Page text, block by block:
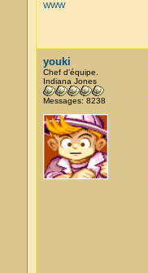
WWW
youki
Chef d'équipe.
Indiana Jones
Messages: 8238